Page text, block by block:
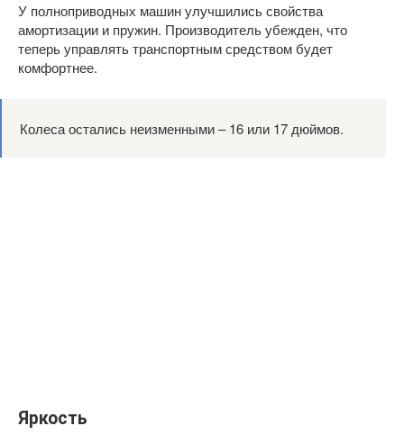
У полноприводных машин улучшились свойства
амортизации и пружин. Производитель убежден, что
теперь управлять транспортным средством будет
комфортнее.
Колеса остались неизменными – 16 или 17 дюймов.
Яркость